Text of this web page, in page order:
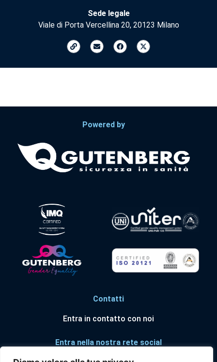
Sede legale
Viale di Porta Vercellina 20, 20123 Milano
Powered by
Contatti
Entra in contatto con noi
Entra nella nostra rete social